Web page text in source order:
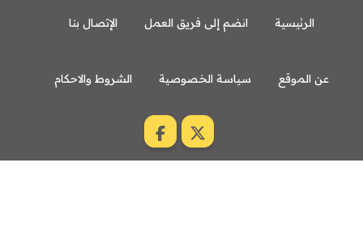
الرئيسية انضم إلى فريق العمل الإتصال بنا
عن الموقع سياسة الخصوصية الشروط والاحكام